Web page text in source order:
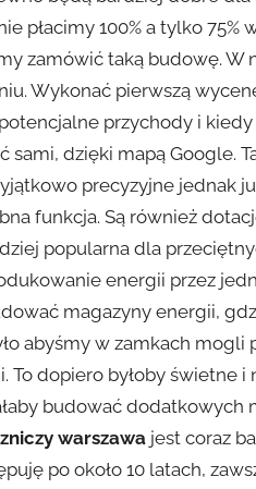
płacimy 100% a tylko 75%
zamówić taką budowę. W
Wykonać pierwszą
przychody i
dzięki mapą Google.
precyzyjne jednak
funkcja. Są również
popularna dla
energii przez
magazyny energii,
abyśmy w zamkach
dopiero byłoby świetne i
budować dodatkowych
warszawa jest coraz
po około 10 latach,